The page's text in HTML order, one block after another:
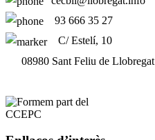
93 666 35 27
C/ Estelí, 10
08980 Sant Feliu de Llobregat